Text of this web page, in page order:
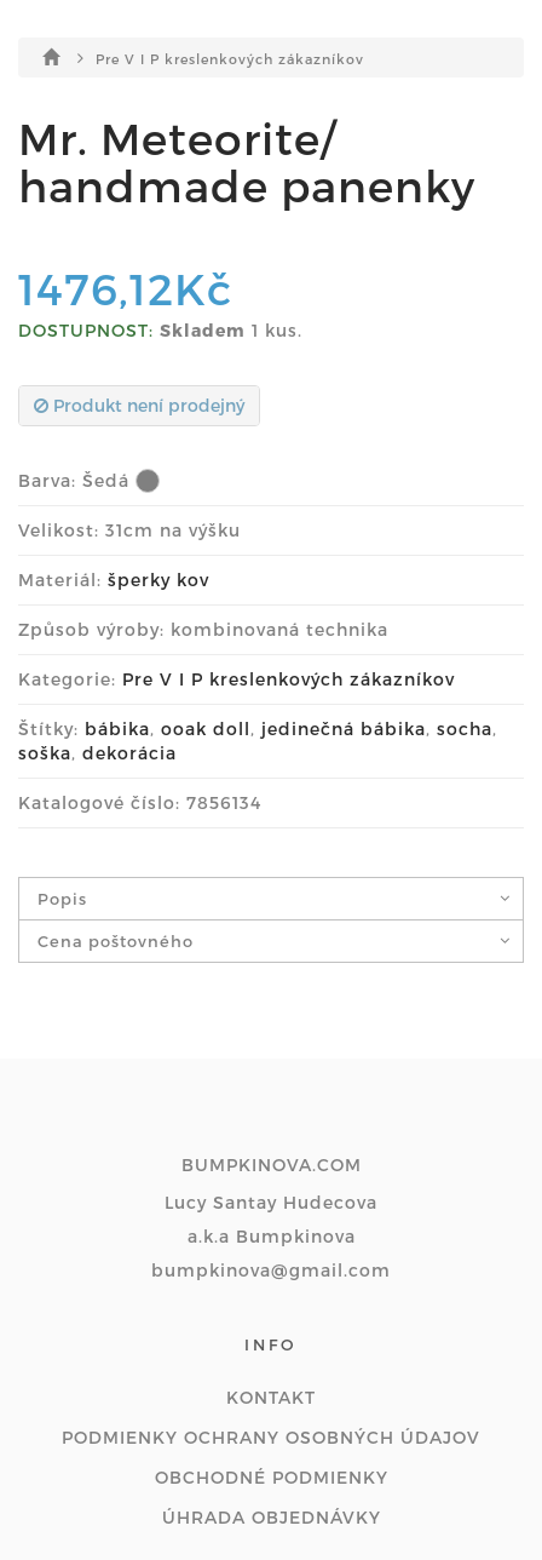
Pre V I P kreslenkových zákazníkov
Mr. Meteorite/
handmade panenky
1476,12Kč
DOSTUPNOST: Skladem 1 kus.
Produkt není prodejný
Barva: Šedá
Velikost: 31cm na výšku
Materiál: šperky kov
Způsob výroby: kombinovaná technika
Kategorie: Pre V I P kreslenkových zákazníkov
Štítky: bábika, ooak doll, jedinečná bábika, socha,
soška, dekorácia
Katalogové číslo: 7856134
Popis
Cena poštovného
BUMPKINOVA.COM
Lucy Santay Hudecova
a.k.a Bumpkinova
bumpkinova@gmail.com
INFO
KONTAKT
PODMIENKY OCHRANY OSOBNÝCH ÚDAJOV
OBCHODNÉ PODMIENKY
ÚHRADA OBJEDNÁVKY